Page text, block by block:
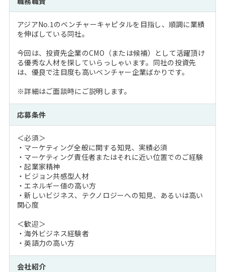
年齢と年収の相関図
注目企業インタビュー
Career Talk Live
MBA NETWORKING
ニュースリリース
アジアNo.1のベンチャーキャピタルを目指し、順調に業績
を伸ばしている同社。
今回は、投資先企業のCMO（または候補）として活躍頂け
る優秀な人材を探していらっしゃいます。同社の投資先
は、優良で注目度も高いベンチャー企業ばかりです。
※詳細はご面談時にご説明します。
応募条件
＜必須＞
・マーケティング全般に関する知見、実績必須
・マーケティング責任者またはそれに近い位置でのご経験
・起業家精神
・ビジョン共感型人材
・エネルギー値の高い方
・新しいビジネス、テクノロジーへの知見、あるいは高い
関心度
＜歓迎＞
・海外ビジネス経験者
・英語力の高い方
会社紹介